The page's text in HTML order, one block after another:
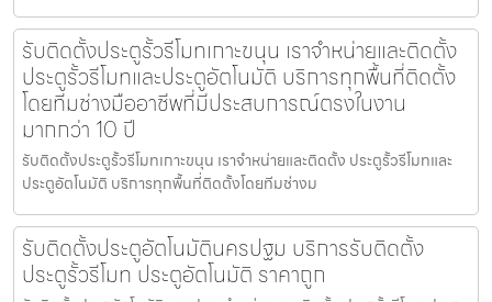
รับติดตั้งประตูรั้วรีโมทเกาะขนุน เราจำหน่ายและติดตั้ง
ประตูรั้วรีโมทและประตูอัตโนมัติ บริการทุกพื้นที่ติดตั้ง
โดยทีมช่างมืออาชีพที่มีประสบการณ์ตรงในงาน
มากกว่า 10 ปี
รับติดตั้งประตูรั้วรีโมทเกาะขนุน เราจำหน่ายและติดตั้ง ประตูรั้วรีโมทและ
ประตูอัตโนมัติ บริการทุกพื้นที่ติดตั้งโดยทีมช่างม
รับติดตั้งประตูอัตโนมัตินครปฐม บริการรับติดตั้ง
ประตูรั้วรีโมท ประตูอัตโนมัติ ราคาถูก